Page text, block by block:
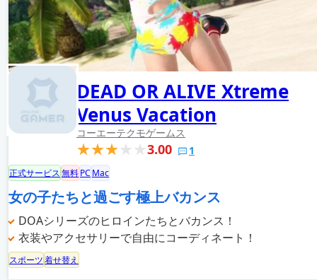
DEAD OR ALIVE Xtreme
Venus Vacation
コーエーテクモゲームス
3.00 1
正式サービス無料PC Mac
女の子たちと過ごす極上バカンス
DOAシリーズのヒロインたちとバカンス！
衣装やアクセサリーで自由にコーディネート！
スポーツ着せ替え